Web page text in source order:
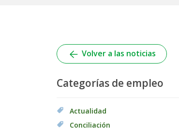
Volver a las noticias
Categorías de empleo
Actualidad
Conciliación